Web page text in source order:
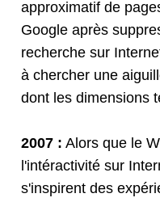
approximatif de
Google après
recherche sur
à chercher une
dont les dimensions
2007 : Alors que le
l'intéractivité sur
s'inspirent des